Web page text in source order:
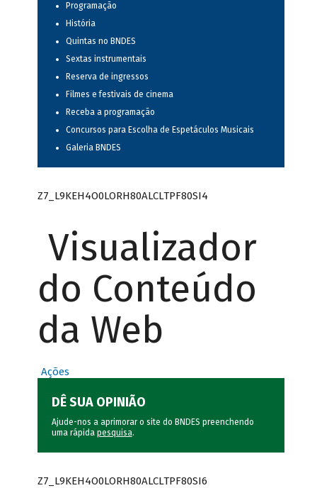
Programação
História
Quintas no BNDES
Sextas instrumentais
Reserva de ingressos
Filmes e festivais de cinema
Receba a programação
Concursos para Escolha de Espetáculos Musicais
Galeria BNDES
Z7_L9KEH4O0LORH80ALCLTPF80SI4
Visualizador
do Conteúdo
da Web
Ações
DÊ SUA OPINIÃO
Ajude-nos a aprimorar o site do BNDES preenchendo
uma rápida pesquisa.
Z7_L9KEH4O0LORH80ALCLTPF80SI6